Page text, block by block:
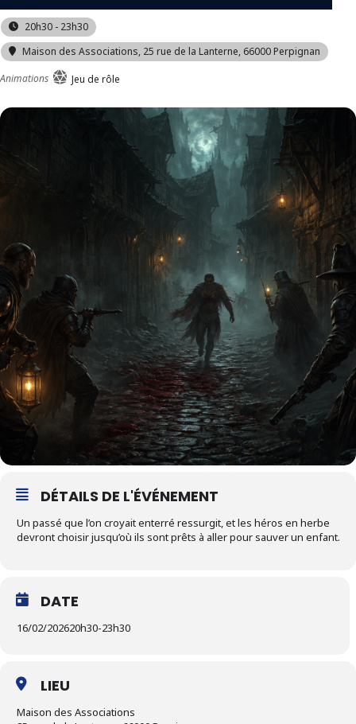
20h30 - 23h30
Maison des Associations, 25 rue de la Lanterne, 66000 Perpignan
Animations
Jeu de rôle
DÉTAILS DE L'ÉVÉNEMENT
Un passé que l’on croyait enterré ressurgit, et les héros en herbe
devront choisir jusqu’où ils sont prêts à aller pour sauver un enfant.
DATE
16/02/202620h30-23h30
LIEU
Maison des Associations